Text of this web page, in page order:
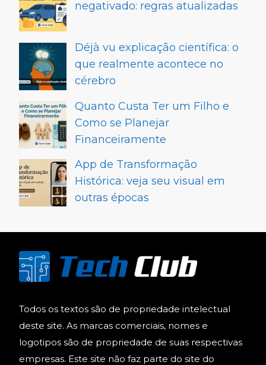
negativado: regras atualizadas
Déjà vu explicação científica: o
que realmente acontece no
cérebro
Quanto Custa Ter um Filho e
Como se Planejar
Financeiramente
App de Transformação
Histórica: veja seu visual em
outras épocas
Todos os textos são de propriedade intelectual
deste site. As marcas comerciais, nomes e
logotipos são de propriedade de suas respectivas
empresas. Este site não faz parte do site do